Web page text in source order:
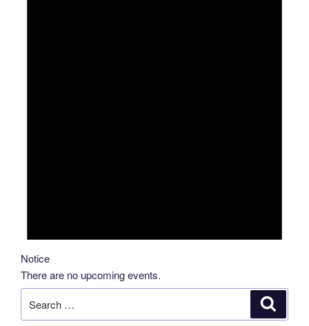
Notice
There are no upcoming events.
for: